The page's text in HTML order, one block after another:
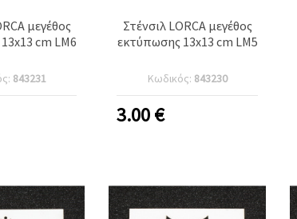
μεγέθος
cm LM6
843231
Στένσιλ LORCA μεγέθος
εκτύπωσης 13x13 cm LM5
Κωδικός: 843230
3.00€